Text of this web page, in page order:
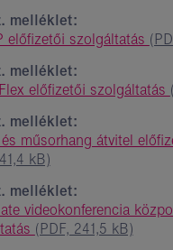
melléklet:
előfizetői szolgáltatás
melléklet:
előfizetői szolgáltatás
melléklet:
műsorhang átvitel
kB)
melléklet:
videokonferencia
(PDF, 241,5 kB)